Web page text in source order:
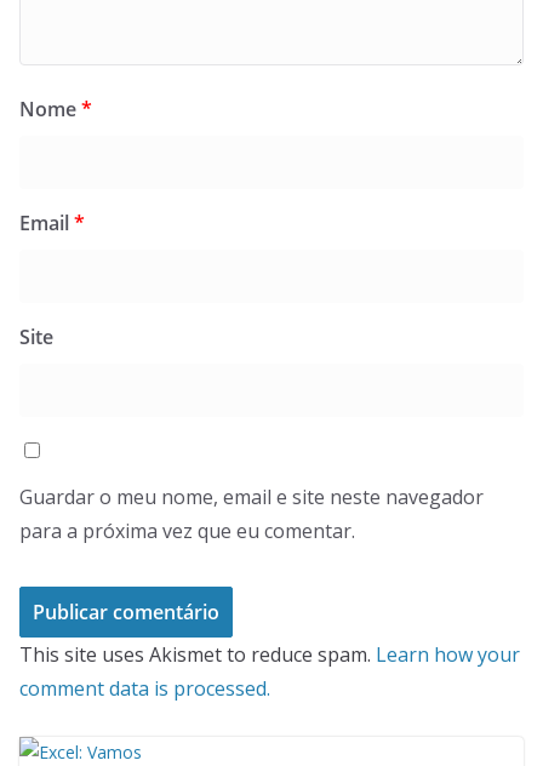
Nome*
Email*
Site
Guardar o meu nome, email e site neste navegador
para a próxima vez que eu comentar.
This site uses Akismet to reduce spam. Learn how your
comment data is processed.